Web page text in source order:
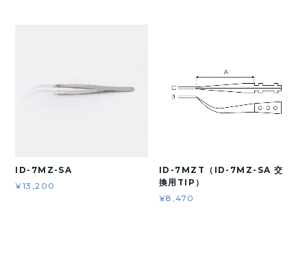
ID-7MZ-SA
¥13,200
ID-7MZT（ID-7MZ-SA 交
換用TIP）
¥8,470